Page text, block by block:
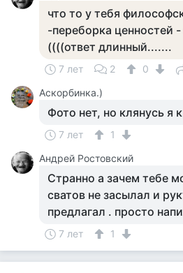
что то у тебя
-переборка ценностей
((((ответ длинный.......
7 лет 2
0
Аскорбинка.)
Фото нет, но клянусь я
7 лет
1
Андрей Ростовский
Странно а зачем тебе
сватов не засылал и
предлагал . просто
7 лет 1